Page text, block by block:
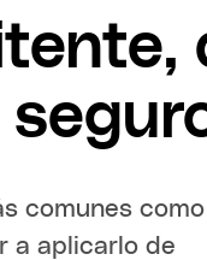
comunes como
a aplicarlo de